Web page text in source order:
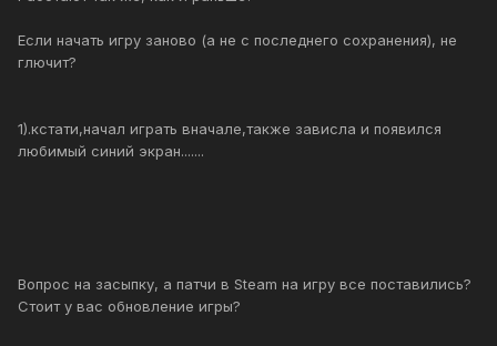
Если начать игру заново (а не с последнего сохранения), не
глючит?
1).кстати,начал играть вначале,также зависла и появился
любимый синий экран.......
Вопрос на засыпку, а патчи в Steam на игру все поставились?
Стоит у вас обновление игры?